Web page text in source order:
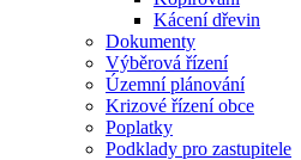
Kácení dřevin
Dokumenty
Výběrová řízení
Územní plánování
Krizové řízení obce
Poplatky
Podklady pro zastupitele